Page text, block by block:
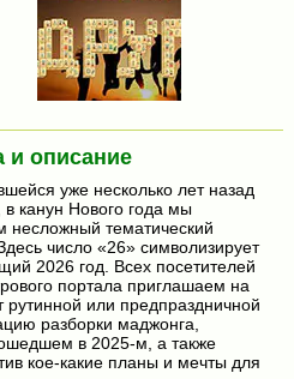
и описание
уже несколько лет назад
в канун Нового года мы
несложный тематический
число «26» символизирует
2026 год. Всех посетителей
портала приглашаем на
рутинной или предпраздничной
разборки маджонга,
в 2025-м, а также
кое-какие планы и мечты для